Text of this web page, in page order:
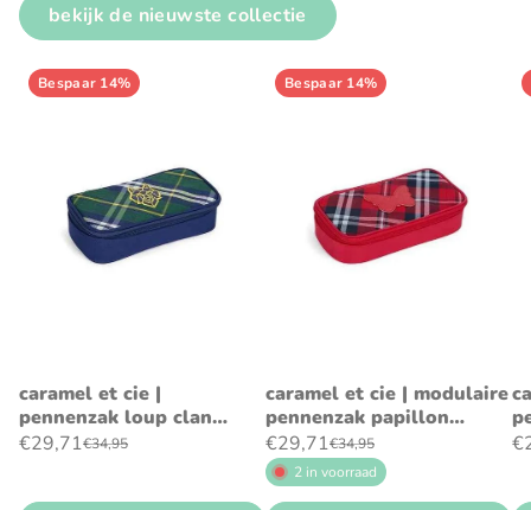
bekijk de nieuwste collectie
Bespaar 14%
caramel et cie |
pennenzak loup clan
tartan
€29,71€34,95
Bespaar 14%
caramel et cie | modulaire
pennenzak papillon
tartan rouge
€29,71€34,95
2 in voorraad